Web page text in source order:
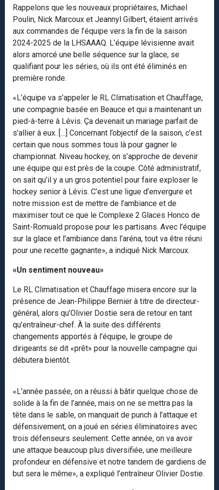
Rappelons que les nouveaux propriétaires, Michael
Poulin, Nick Marcoux et Jeannyl Gilbert, étaient arrivés
aux commandes de l’équipe vers la fin de la saison
2024-2025 de la LHSAAAQ. L’équipe lévisienne avait
alors amorcé une belle séquence sur la glace, se
qualifiant pour les séries, où ils ont été éliminés en
première ronde.
«L’équipe va s’appeler le RL Climatisation et Chauffage,
une compagnie basée en Beauce et qui a maintenant un
pied-à-terre à Lévis. Ça devenait un mariage parfait de
s’allier à eux. […] Concernant l’objectif de la saison, c’est
certain que nous sommes tous là pour gagner le
championnat. Niveau hockey, on s’approche de devenir
une équipe qui est près de la coupe. Côté administratif,
on sait qu’il y a un gros potentiel pour faire exploser le
hockey senior à Lévis. C’est une ligue d’envergure et
notre mission est de mettre de l’ambiance et de
maximiser tout ce que le Complexe 2 Glaces Honco de
Saint-Romuald propose pour les partisans. Avec l’équipe
sur la glace et l’ambiance dans l’aréna, tout va être réuni
pour une recette gagnante», a indiqué Nick Marcoux.
«Un sentiment nouveau»
Le RL Climatisation et Chauffage misera encore sur la
présence de Jean-Philippe Bernier à titre de directeur-
général, alors qu’Olivier Dostie sera de retour en tant
qu’entraîneur-chef. À la suite des différents
changements apportés à l’équipe, le groupe de
dirigeants se dit «prêt» pour la nouvelle campagne qui
débutera bientôt.
«L’année passée, on a réussi à bâtir quelque chose de
solide à la fin de l’année, mais on ne se mettra pas la
tête dans le sable, on manquait de punch à l’attaque et
défensivement, on a joué en séries éliminatoires avec
trois défenseurs seulement. Cette année, on va avoir
une attaque beaucoup plus diversifiée, une meilleure
profondeur en défensive et notre tandem de gardiens de
but sera le même», a expliqué l’entraîneur Olivier Dostie.